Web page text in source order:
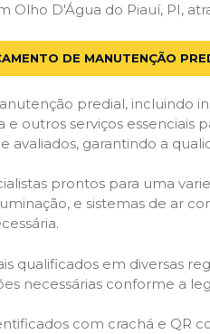
D'Água do Piauí, PI,
DE MANUTENÇÃO
predial, incluindo
outros serviços essenciais
avaliados, garantindo a
prontos para uma
e sistemas de ar
qualificados em diversas
necessárias conforme a
com crachá e QR